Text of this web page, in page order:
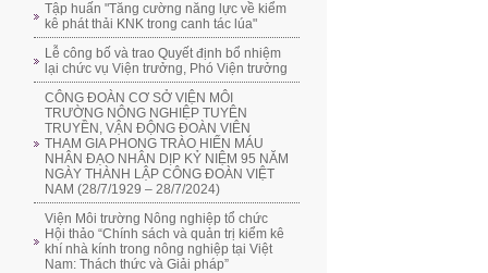
Tập huấn "Tăng cường năng lực về kiểm
kê phát thải KNK trong canh tác lúa"
Lễ công bố và trao Quyết định bổ nhiệm
lại chức vụ Viện trưởng, Phó Viện trưởng
CÔNG ĐOÀN CƠ SỞ VIỆN MÔI
TRƯỜNG NÔNG NGHIỆP TUYÊN
TRUYỀN, VẬN ĐỘNG ĐOÀN VIÊN
THAM GIA PHONG TRÀO HIẾN MÁU
NHÂN ĐẠO NHÂN DỊP KỶ NIỆM 95 NĂM
NGÀY THÀNH LẬP CÔNG ĐOÀN VIỆT
NAM (28/7/1929 – 28/7/2024)
Viện Môi trường Nông nghiệp tổ chức
Hội thảo “Chính sách và quản trị kiểm kê
khí nhà kính trong nông nghiệp tại Việt
Nam: Thách thức và Giải pháp”